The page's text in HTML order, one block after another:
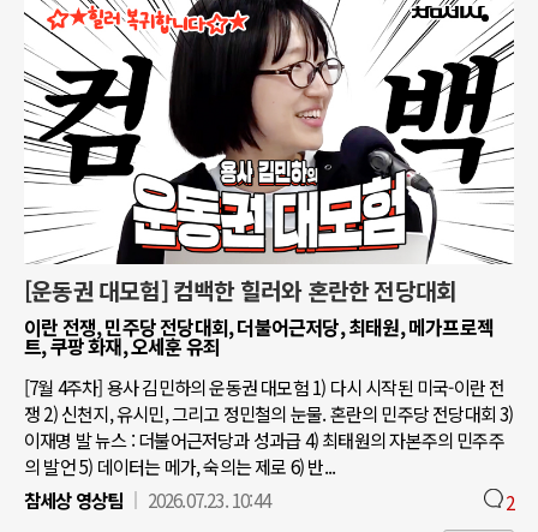
[운동권 대모험] 컴백한 힐러와 혼란한 전당대회
이란 전쟁, 민주당 전당대회, 더불어근저당, 최태원, 메가프로젝
트, 쿠팡 화재, 오세훈 유죄
[7월 4주차] 용사 김민하의 운동권 대모험 1) 다시 시작된 미국-이란 전
쟁 2) 신천지, 유시민, 그리고 정민철의 눈물. 혼란의 민주당 전당대회 3)
이재명 발 뉴스 : 더불어근저당과 성과급 4) 최태원의 자본주의 민주주
의 발언 5) 데이터는 메가, 숙의는 제로 6) 반...
참세상 영상팀
2026.07.23. 10:44 2